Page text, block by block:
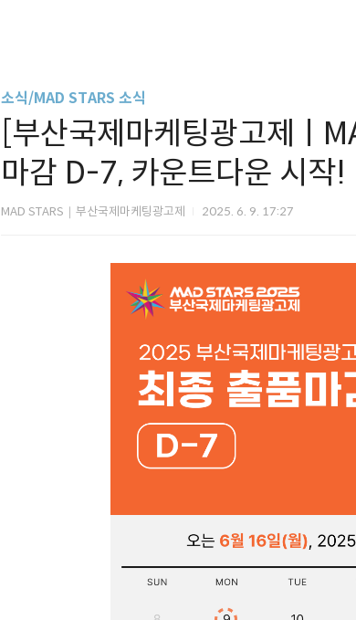
소식/MAD STARS 소식
[부산국제마케팅광고제ㅣ
마감 D-7, 카운트다운 시작!
MAD STARS｜부산국제마케팅광고제 2025. 6. 9. 17:27